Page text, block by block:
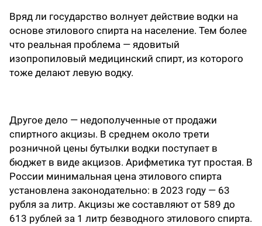
Вряд ли государство волнует действие водки на
основе этилового спирта на население. Тем более
что реальная проблема — ядовитый
изопропиловый медицинский спирт, из которого
тоже делают левую водку.
Другое дело — недополученные от продажи
спиртного акцизы. В среднем около трети
розничной цены бутылки водки поступает в
бюджет в виде акцизов. Арифметика тут простая. В
России минимальная цена этилового спирта
установлена законодательно: в 2023 году — 63
рубля за литр. Акцизы же составляют от 589 до
613 рублей за 1 литр безводного этилового спирта.